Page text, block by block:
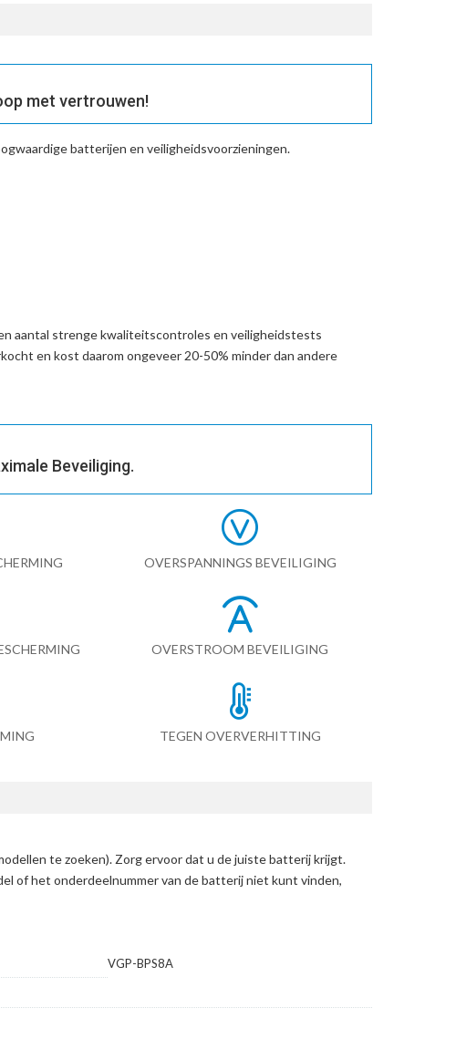
met vertrouwen!
batterijen en veiligheidsvoorzieningen.
aantal strenge kwaliteitscontroles en veiligheidstests
en kost daarom ongeveer 20-50% minder dan andere
Beveiliging.
OVERSPANNINGS BEVEILIGING
OVERSTROOM BEVEILIGING
TEGEN OVERVERHITTING
te zoeken). Zorg ervoor dat u de juiste batterij krijgt.
of het onderdeelnummer van de batterij niet kunt vinden,
VGP-BPS8A